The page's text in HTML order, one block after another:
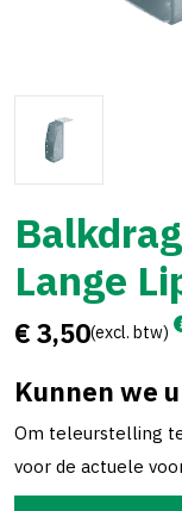
Lange
€ 3,50(excl. btw)
Kunnen we
Om teleurstelling
voor de actuele